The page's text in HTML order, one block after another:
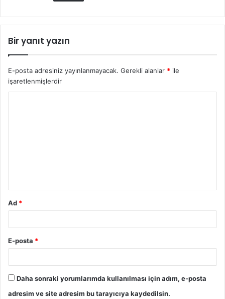
Bir yanıt yazın
E-posta adresiniz yayınlanmayacak. Gerekli alanlar * ile
işaretlenmişlerdir
Ad *
E-posta *
Daha sonraki yorumlarımda kullanılması için adım, e-posta
adresim ve site adresim bu tarayıcıya kaydedilsin.